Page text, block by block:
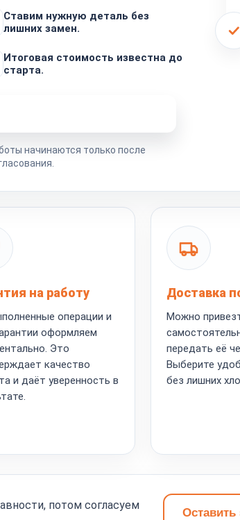
Ставим нужную деталь без
лишних замен.
Итоговая стоимость известна до
старта.
начинаются только после
на работу
операции и
оформляем
Это
качество
и даёт уверенность в
Доставка
Можно
передать её
Выберите
без лишних
потом согласуем
Оставить